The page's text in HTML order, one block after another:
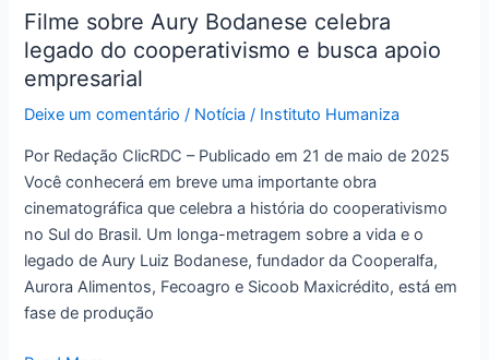
Filme sobre Aury Bodanese celebra
legado do cooperativismo e busca apoio
empresarial
Deixe um comentário / Notícia / Instituto Humaniza
Por Redação ClicRDC – Publicado em 21 de maio de 2025
Você conhecerá em breve uma importante obra
cinematográfica que celebra a história do cooperativismo
no Sul do Brasil. Um longa-metragem sobre a vida e o
legado de Aury Luiz Bodanese, fundador da Cooperalfa,
Aurora Alimentos, Fecoagro e Sicoob Maxicrédito, está em
fase de produção
Aury
Bodanese
celebra
do
cooperativismo
e
busca
apoio
empresarial